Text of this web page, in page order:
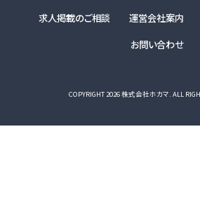
データについては、当社は何ら制限なく利用
は下記の窓口にご連絡ください。
求人掲載のご相談
運営会社案内
お問い合わせ
COPYRIGHT 2026 株式会社ホカマ. ALL